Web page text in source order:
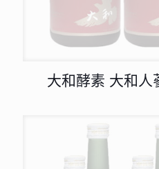
大和酵素 大和人